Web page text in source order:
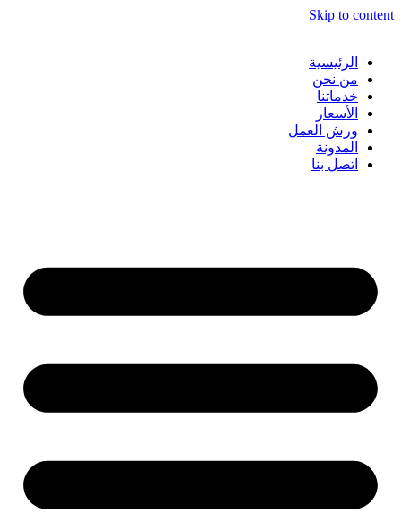
Skip to content
الرئيسية
من نحن
خدماتنا
الأسعار
ورش العمل
المدونة
اتصل بنا